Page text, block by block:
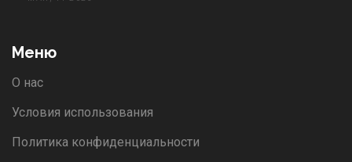
Меню
О нас
Условия использования
Политика конфиденциальности